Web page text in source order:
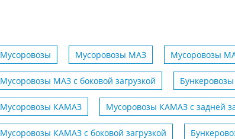
Мусоровозы Мусоровозы МАЗ Мусоровозы
Мусоровозы МАЗ с боковой загрузкой
Мусоровозы КАМАЗ Мусоровозы КАМАЗ с задней
Мусоровозы КАМАЗ с боковой загрузкой